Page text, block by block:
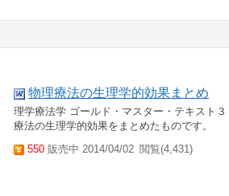
物理療法の生理学的効果まとめ
理学療法学 ゴールド・マスター・テキスト
療法の生理学的効果をまとめたものです。
550 販売中 2014/04/02 閲覧(4,431)